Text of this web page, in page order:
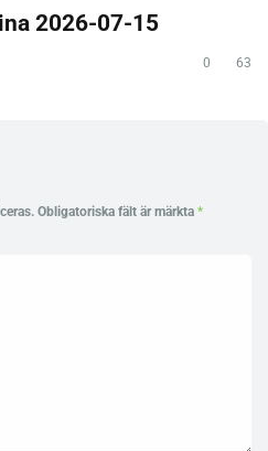
2026-07-15
0 63
Obligatoriska fält är märkta *